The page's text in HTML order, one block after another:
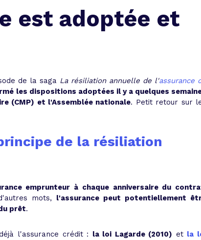
et le remboursement
prêt immobilier
immobilier
de crédits
est adoptée et
de la saga La résiliation annuelle de l'assurance
les dispositions adoptées il y a quelques
(CMP) et l'Assemblée nationale. Petit retour sur
de la résiliation
emprunteur à chaque anniversaire du
mots, l'assurance peut potentiellement
prêt.
l'assurance crédit : la loi Lagarde (2010) et la